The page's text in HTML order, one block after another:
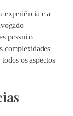
experiência e a
possui o
complexidades
os aspectos